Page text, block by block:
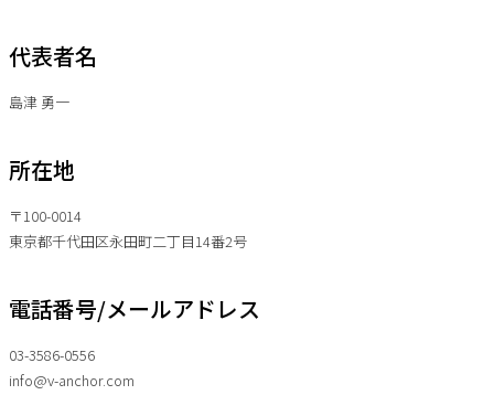
代表者名
島津 勇一
所在地
〒100-0014
東京都千代田区永田町二丁目14番2号
電話番号/メールアドレス
03-3586-0556
info@v-anchor.com